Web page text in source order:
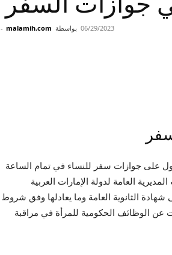
بواسطة malamih.com
- 06/29/2023
على جوازات سفر للنساء في تمام الساعة
1445 هـ ، بحسب ما أعلنته المديرية العامة لدولة الإمارات العربية
الثانوية العامة وما يعادلها وفق شروط
عن الوظائف الحكومية للمرأة في مراقبة